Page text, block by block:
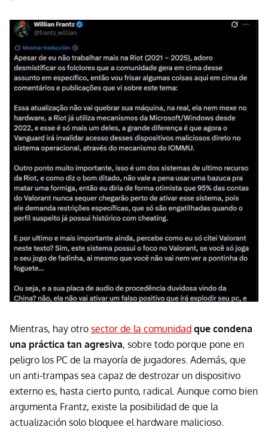
Mientras, hay otro sector de la comunidad que condena
una práctica tan agresiva, sobre todo porque pone en
peligro los PC de la mayoría de jugadores. Además, que
un anti-trampas sea capaz de destrozar un dispositivo
externo es, hasta cierto punto, radical. Aunque como bien
argumenta Frantz, existe la posibilidad de que la
actualización solo bloquee el hardware malicioso.